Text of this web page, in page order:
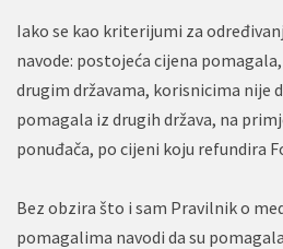
Iako se kao kriterijumi za
navode: postojeća cijena
drugim državama, korisnicima nije
pomagala iz drugih država, na
ponuđača, po cijeni koju refundira
Bez obzira što i sam Pravilnik o
pomagalima navodi da su